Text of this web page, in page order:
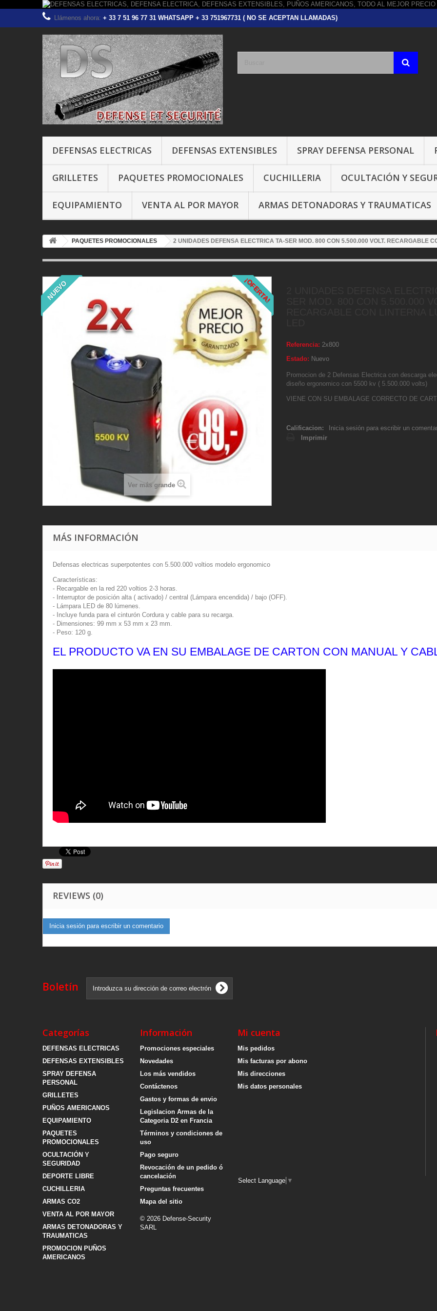
Llámenos ahora: + 33 7 51 96 77 31 WHATSAPP + 33 751967731 ( NO SE ACEPTAN LLAMADAS)
DEFENSAS ELECTRICAS DEFENSAS EXTENSIBLES SPRAY DEFENSA PERSONAL
GRILLETES PAQUETES PROMOCIONALES CUCHILLERIA OCULTACIÓN Y
EQUIPAMIENTO VENTA AL POR MAYOR ARMAS DETONADORAS Y TRAUMATICAS
PAQUETES PROMOCIONALES 2 UNIDADES DEFENSA ELECTRICA TA-SER MOD. 800 CON 5.500.000 VOLT. RECARGABLE
NUEVO ¡OFERTA!
Ver más grande
Referencia: 2x800
Estado: Nuevo
Promocion de 2 Defensas Electrica con descarga
diseño ergonomico con 5500 kv ( 5.500.000 volts)
VIENE CON SU EMBALAGE CORRECTO DE
Calificacion:
Inicia sesión para escribir un
Imprimir
MÁS INFORMACIÓN
Defensas electricas superpotentes con 5.500.000 voltios modelo ergonomico
Características:
- Recargable en la red 220 voltios 2-3 horas.
- Interruptor de posición alta ( activado) / central (Lámpara encendida) / bajo (OFF).
- Lámpara LED de 80 lúmenes.
- Incluye funda para el cinturón Cordura y cable para su recarga.
- Dimensiones: 99 mm x 53 mm x 23 mm.
- Peso: 120 g.
EL PRODUCTO VA EN SU EMBALAGE DE CARTON CON MANUAL Y
REVIEWS (0)
Inicia sesión para escribir un comentario
Boletín
Categorías
DEFENSAS ELECTRICAS
DEFENSAS EXTENSIBLES
SPRAY DEFENSA
PERSONAL
GRILLETES
PUÑOS AMERICANOS
EQUIPAMIENTO
PAQUETES
PROMOCIONALES
OCULTACIÓN Y
SEGURIDAD
DEPORTE LIBRE
CUCHILLERIA
ARMAS CO2
VENTA AL POR MAYOR
ARMAS DETONADORAS Y
TRAUMATICAS
PROMOCION PUÑOS
AMERICANOS
Información
Promociones especiales
Novedades
Los más vendidos
Contáctenos
Gastos y formas de envio
Legislacion Armas de la
Categoria D2 en Francia
Términos y condiciones de
uso
Pago seguro
Revocación de un pedido ó
cancelación
Preguntas frecuentes
Mapa del sitio
© 2026 Defense-Security
SARL
Mi cuenta
Mis pedidos
Mis facturas por abono
Mis direcciones
Mis datos personales
Select Language ▼